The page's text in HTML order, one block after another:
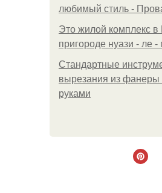
любимый стиль -
Это жилой комплекс
пригороде нуази - ле -
Стандартные
вырезания из фанеры
руками